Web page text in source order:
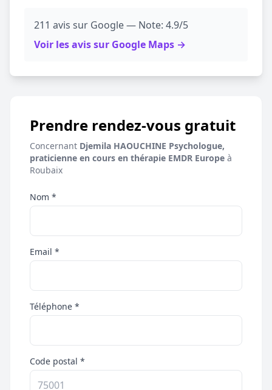
211 avis sur Google — Note: 4.9/5
Voir les avis sur Google Maps →
Prendre rendez-vous gratuit
Concernant Djemila HAOUCHINE Psychologue,
praticienne en cours en thérapie EMDR Europe à
Roubaix
Nom *
Email *
Téléphone *
Code postal *